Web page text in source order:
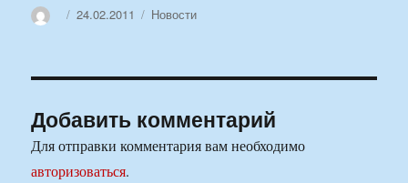
АвторОпубликовано
24.02.2011 Рубрики
Новости
Добавить комментарий
Для отправки комментария вам необходимо
авторизоваться.